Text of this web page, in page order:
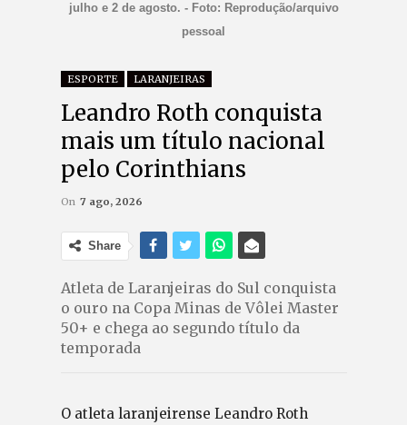
julho e 2 de agosto. - Foto: Reprodução/arquivo
pessoal
ESPORTE LARANJEIRAS
Leandro Roth conquista
mais um título nacional
pelo Corinthians
On 7 ago, 2026
Share
Atleta de Laranjeiras do Sul conquista
o ouro na Copa Minas de Vôlei Master
50+ e chega ao segundo título da
temporada
O atleta laranjeirense Leandro Roth